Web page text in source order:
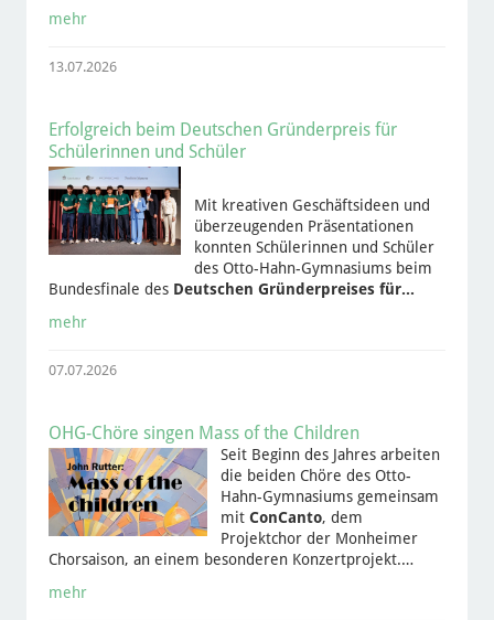
mehr
13.07.2026
Erfolgreich beim Deutschen Gründerpreis für
Schülerinnen und Schüler
Mit kreativen Geschäftsideen und
überzeugenden Präsentationen
konnten Schülerinnen und Schüler
des Otto-Hahn-Gymnasiums beim
Bundesfinale des Deutschen Gründerpreises für…
mehr
07.07.2026
OHG-Chöre singen Mass of the Children
Seit Beginn des Jahres arbeiten
die beiden Chöre des Otto-
Hahn-Gymnasiums gemeinsam
mitConCanto, dem
Projektchor der Monheimer
Chorsaison, an einem besonderen Konzertprojekt.…
mehr